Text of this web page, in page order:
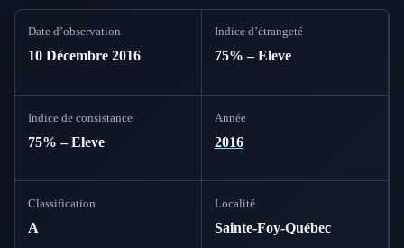
Date d’observation
10 Décembre 2016
Indice d’étrangeté
75% – Eleve
Indice de consistance
75% – Eleve
Année
2016
Classification
A
Localité
Sainte-Foy-Québec